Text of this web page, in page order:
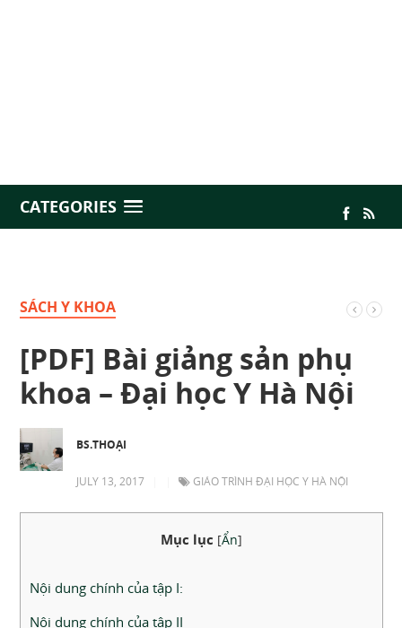
CATEGORIES
SÁCH Y KHOA
[PDF] Bài giảng sản phụ
khoa – Đại học Y Hà Nội
BS.THOẠI
JULY 13, 2017 GIÁO TRÌNH ĐẠI HỌC Y HÀ NỘI
Mục lục [Ẩn]
Nội dung chính của tập I:
Nội dung chính của tập II